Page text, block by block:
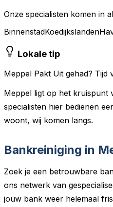
Onze specialisten komen in
BinnenstadKoedijkslanden
Lokale tip
Meppel Pakt Uit gehad? Tijd
Meppel ligt op het kruispunt
specialisten hier bedienen
woont, wij komen langs.
Bankreiniging in
Zoek je een betrouwbare
ons netwerk van
jouw bank weer helemaal